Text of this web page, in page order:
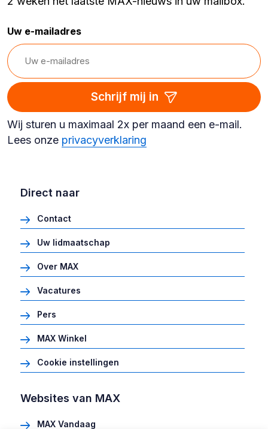
Uw e-mailadres
Schrijf mij in
Wij sturen u maximaal 2x per maand een e-mail.
Lees onze privacyverklaring
Direct naar
Contact
Uw lidmaatschap
Over MAX
Vacatures
Pers
MAX Winkel
Cookie instellingen
Websites van MAX
MAX Vandaag